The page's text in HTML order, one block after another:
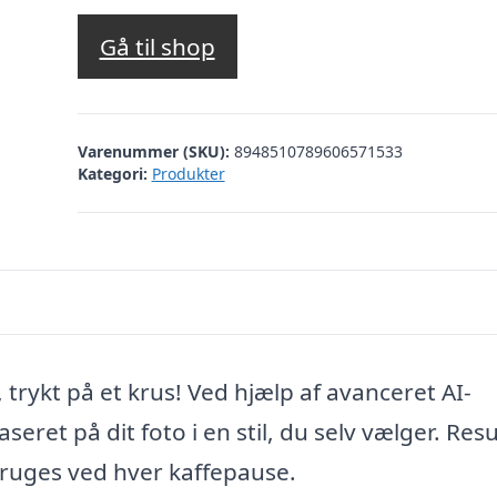
Gå til shop
Varenummer (SKU): 8948510789606571533
Kategori: Produkter
på et krus! Ved hjælp af avanceret AI-
på dit foto i en stil, du selv vælger.
ved hver kaffepause.